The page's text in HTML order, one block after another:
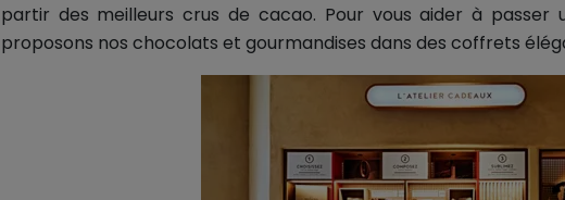
partir des meilleurs crus de cacao. Pour vous aider à passer
proposons nos chocolats et gourmandises dans des coffrets